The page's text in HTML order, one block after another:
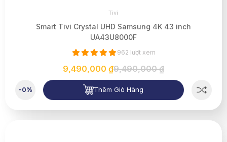
Tivi
Smart Tivi Crystal UHD Samsung 4K 43 inch
UA43U8000F
962 lượt xem
9,490,000 ₫9,490,000 ₫
-0% Thêm Giỏ Hàng